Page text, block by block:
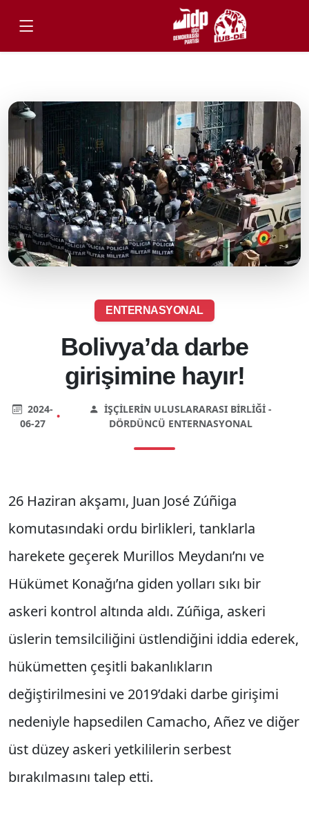
ENTERNASYONAL
Bolivya’da darbe
girişimine hayır!
2024-
06-27
•
İŞÇILERIN ULUSLARARASI BIRLIĞI -
DÖRDÜNCÜ ENTERNASYONAL
26 Haziran akşamı, Juan José Zúñiga
komutasındaki ordu birlikleri, tanklarla
harekete geçerek Murillos Meydanı’nı ve
Hükümet Konağı’na giden yolları sıkı bir
askeri kontrol altında aldı. Zúñiga, askeri
üslerin temsilciliğini üstlendiğini iddia ederek,
hükümetten çeşitli bakanlıkların
değiştirilmesini ve 2019’daki darbe girişimi
nedeniyle hapsedilen Camacho, Añez ve diğer
üst düzey askeri yetkililerin serbest
bırakılmasını talep etti.